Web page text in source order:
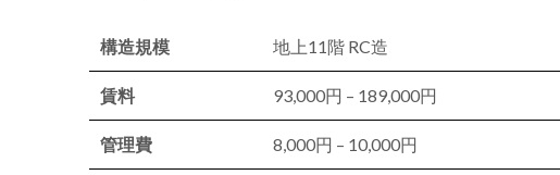
構造規模 地上11階 RC造
賃料 93,000円 – 189,000円
管理費 8,000円 – 10,000円